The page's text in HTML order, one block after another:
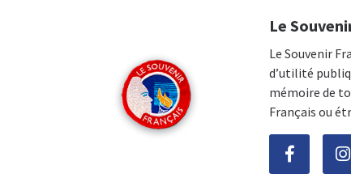
Le
Le Souvenir
d’utilité
mémoire de
Français ou